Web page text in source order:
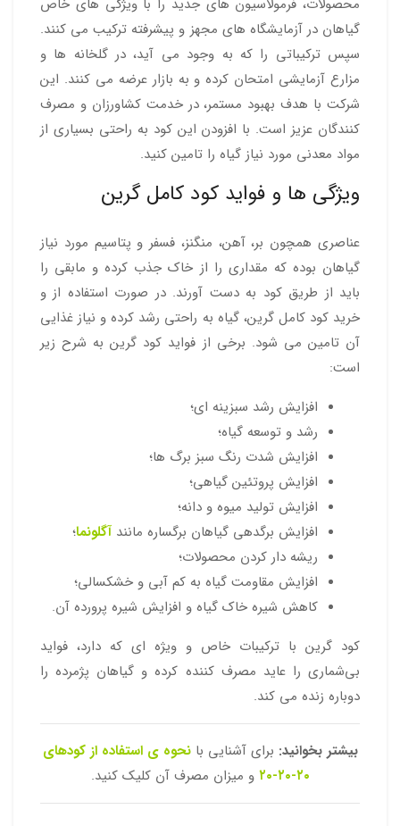
محصولات، فرمولاسیون های جدید را با ویژگی های خاص
گیاهان در آزمایشگاه های مجهز و پیشرفته ترکیب می کنند.
سپس ترکیباتی را که به وجود می آید، در گلخانه ها و
مزارع آزمایشی امتحان کرده و به بازار عرضه می کنند. این
شرکت با هدف بهبود مستمر، در خدمت کشاورزان و مصرف
کنندگان عزیز است. با افزودن این کود به راحتی بسیاری از
مواد معدنی مورد نیاز گیاه را تامین کنید.
ویژگی ها و فواید کود کامل گرین
عناصری همچون بر، آهن، منگنز، فسفر و پتاسیم مورد نیاز
گیاهان بوده که مقداری را از خاک جذب کرده و مابقی را
باید از طریق کود به دست آورند. در صورت استفاده از و
خرید کود کامل گرین، گیاه به راحتی رشد کرده و نیاز غذایی
آن تامین می شود. برخی از فواید کود گرین به شرح زیر
است:
افزایش رشد سبزینه ای؛
رشد و توسعه گیاه؛
افزایش شدت رنگ سبز برگ ها؛
افزایش پروتئین گیاهی؛
افزایش تولید میوه و دانه؛
افزایش برگدهی گیاهان برگساره مانندآگلونما؛
ریشه دار کردن محصولات؛
افزایش مقاومت گیاه به کم آبی و خشکسالی؛
کاهش شیره خاک گیاه و افزایش شیره پرورده آن.
کود گرین با ترکیبات خاص و ویژه ای که دارد، فواید
بی‌شماری را عاید مصرف کننده کرده و گیاهان پژمرده را
دوباره زنده می کند.
بیشتر بخوانید: برای آشنایی بانحوه ی استفاده از کودهای
۲۰-۲۰-۲۰
و میزان مصرف آن کلیک کنید.